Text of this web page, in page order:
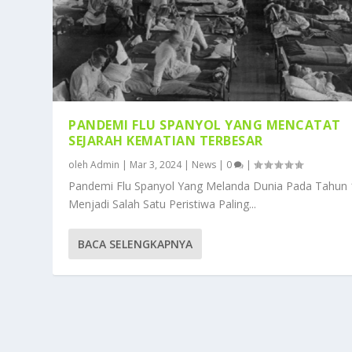
PANDEMI FLU SPANYOL YANG MENCATAT
SEJARAH KEMATIAN TERBESAR
olehAdmin | Mar 3, 2024| News | 0 |
Pandemi Flu Spanyol Yang Melanda Dunia Pada Tahun
Menjadi Salah Satu Peristiwa Paling...
BACA SELENGKAPNYA